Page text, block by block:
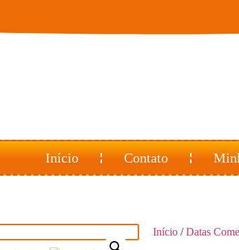
Início Contato
Início /Datas